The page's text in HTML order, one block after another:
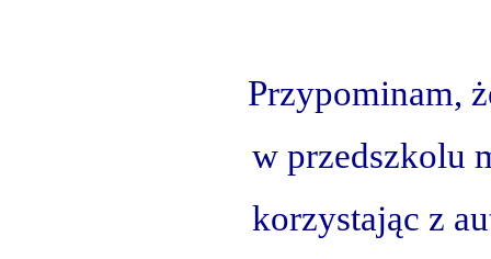
Przypominam,
w przedszkolu
korzystając z